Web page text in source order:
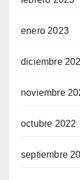
enero 2023
diciembre
noviembre
octubre 2022
septiembre